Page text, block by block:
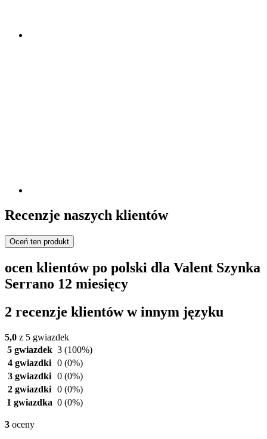
Recenzje naszych klientów
Oceń ten produkt
ocen klientów po polski dla Valent Szynka
Serrano 12 miesięcy
2 recenzje klientów w innym języku
5,0 z 5 gwiazdek
5 gwiazdek 3 (100%)
4 gwiazdki 0 (0%)
3 gwiazdki 0 (0%)
2 gwiazdki 0 (0%)
1 gwiazdka 0 (0%)
3 oceny